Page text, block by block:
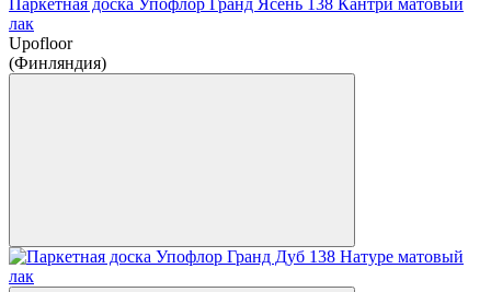
лак
Upofloor
(Финляндия)